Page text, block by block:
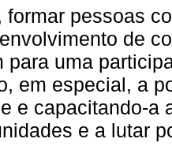
formar pessoas
de
para uma
em especial, a
e capacitando-a
e a lutar